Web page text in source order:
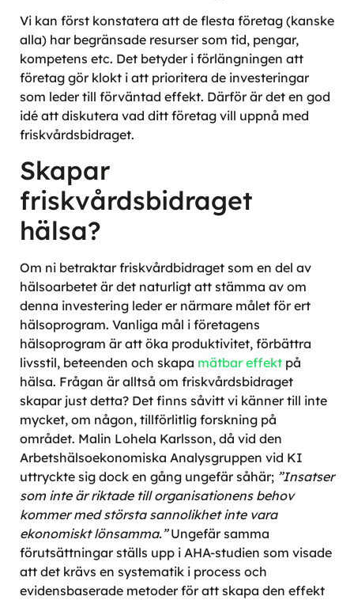
Vi kan först konstatera att de flesta företag (kanske
alla) har begränsade resurser som tid, pengar,
kompetens etc. Det betyder i förlängningen att
företag gör klokt i att prioritera de investeringar
som leder till förväntad effekt. Därför är det en god
idé att diskutera vad ditt företag vill uppnå med
friskvårdsbidraget.
Skapar
friskvårdsbidraget
hälsa?
Om ni betraktar friskvårdbidraget som en del av
hälsoarbetet är det naturligt att stämma av om
denna investering leder er närmare målet för ert
hälsoprogram. Vanliga mål i företagens
hälsoprogram är att öka produktivitet, förbättra
livsstil, beteenden och skapa mätbar effekt på
hälsa. Frågan är alltså om friskvårdsbidraget
skapar just detta? Det finns såvitt vi känner till inte
mycket, om någon, tillförlitlig forskning på
området. Malin Lohela Karlsson, då vid den
Arbetshälsoekonomiska Analysgruppen vid KI
uttryckte sig dock en gång ungefär såhär; ”Insatser
som inte är riktade till organisationens behov
kommer med största sannolikhet inte vara
ekonomiskt lönsamma.”Ungefär samma
förutsättningar ställs upp i AHA-studien som visade
att det krävs en systematik i process och
evidensbaserade metoder för att skapa den effekt